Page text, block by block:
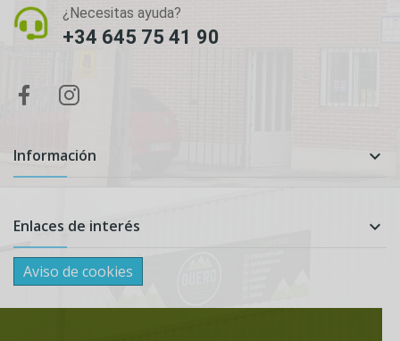
¿Necesitas ayuda?
+34 645 75 41 90
Información 
Enlaces de interés 
Aviso de cookies